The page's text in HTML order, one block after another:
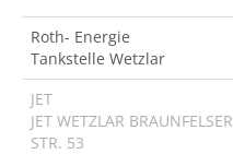
Roth- Energie
Tankstelle Wetzlar
JET
JET WETZLAR BRAUNFELSER
STR. 53